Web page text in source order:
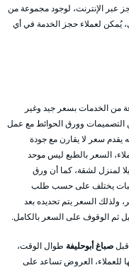
عبر الإنترنت، لوجود مجموعة من
يُمكن لعملاء حجز الخدمة في أي
من الخدمات بسعر جيد وغير
وورق الحوائط مع عمل
يقدم سعر لا يقارن مع جودة
السعر بالطبع ليس موحد
لمنزل لشقة، كما أن ورق
يختلف على حسب طلب
ولذلك السعر يتم تحديده بعد
ثم الوقوف على السعر بالكامل.
صباغ أبوحليفة طوال الوقت،
للعملاء، العروض تساعد على